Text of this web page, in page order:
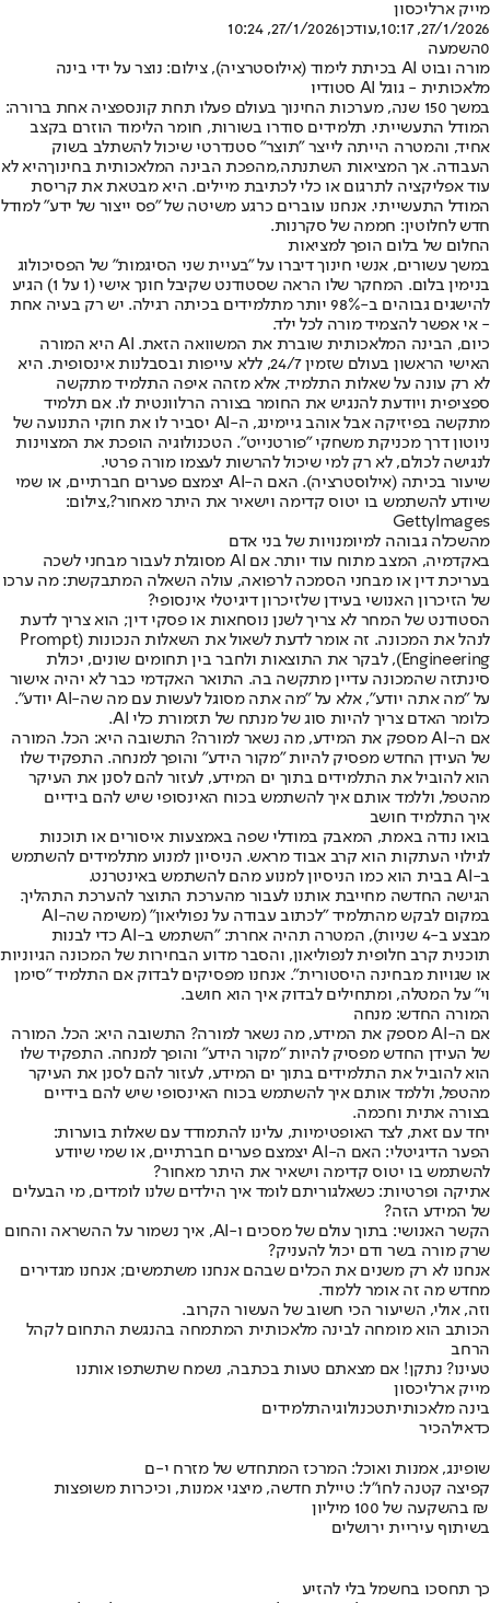
מייק ארליכסון
27/1/2026, 10:17
,עודכן27/1/2026, 10:24
0השמעה
מורה ובוט AI בכיתת לימוד (אילוסטרציה), צילום: נוצר על ידי בינה
מלאכותית - גוגל AI סטודיו
במשך 150 שנה, מערכות החינוך בעולם פעלו תחת קונספציה אחת ברורה:
המודל התעשייתי. תלמידים סודרו בשורות, חומר הלימוד הוזרם בקצב
אחיד, והמטרה הייתה לייצר "תוצר" סטנדרטי שיכול להשתלב בשוק
העבודה. אך המציאות השתנתה,מהפכת הבינה המלאכותית בחינוךהיא לא
עוד אפליקציה לתרגום או כלי לכתיבת מיילים. היא מבטאת את קריסת
המודל התעשייתי. אנחנו עוברים כרגע משיטה של "פס ייצור של ידע" למודל
חדש לחלוטין: חממה של סקרנות.
החלום של בלום הופך למציאות
במשך עשורים, אנשי חינוך דיברו על "בעיית שני הסיגמות" של הפסיכולוג
בנימין בלום. המחקר שלו הראה שסטודנט שקיבל חונך אישי (1 על 1) הגיע
להישגים גבוהים ב-98% יותר מתלמידים בכיתה רגילה. יש רק בעיה אחת
- אי אפשר להצמיד מורה לכל ילד.
כיום, הבינה המלאכותית שוברת את המשוואה הזאת. AI היא המורה
האישי הראשון בעולם שזמין 24/7, ללא עייפות ובסבלנות אינסופית. היא
לא רק עונה על שאלות התלמיד, אלא מזהה איפה התלמיד מתקשה
ספציפית ויודעת להנגיש את החומר בצורה הרלוונטית לו. אם תלמיד
מתקשה בפיזיקה אבל אוהב גיימינג, ה-AI יסביר לו את חוקי התנועה של
ניוטון דרך מכניקת משחקי "פורטנייט". הטכנולוגיה הופכת את המצוינות
לנגישה לכולם, לא רק למי שיכול להרשות לעצמו מורה פרטי.
שיעור בכיתה (אילוסטרציה). האם ה-AI יצמצם פערים חברתיים, או שמי
שיודע להשתמש בו יטוס קדימה וישאיר את היתר מאחור?,צילום:
GettyImages
מהשכלה גבוהה למיומנויות של בני אדם
באקדמיה, המצב מתוח עוד יותר. אם AI מסוגלת לעבור מבחני לשכה
בעריכת דין או מבחני הסמכה לרפואה, עולה השאלה המתבקשת: מה ערכו
של הזיכרון האנושי בעידן שלזיכרון דיגיטלי אינסופי?
הסטודנט של המחר לא צריך לשנן נוסחאות או פסקי דין; הוא צריך לדעת
לנהל את המכונה. זה אומר לדעת לשאול את השאלות הנכונות (Prompt
Engineering), לבקר את התוצאות ולחבר בין תחומים שונים, יכולת
סינתזה שהמכונה עדיין מתקשה בה. התואר האקדמי כבר לא יהיה אישור
על "מה אתה יודע", אלא על "מה אתה מסוגל לעשות עם מה שה-AI יודע".
כלומר האדם צריך להיות סוג של מנתח של תזמורת כלי AI.
אם ה-AI מספק את המידע, מה נשאר למורה? התשובה היא: הכל. המורה
של העידן החדש מפסיק להיות "מקור הידע" והופך למנחה. התפקיד שלו
הוא להוביל את התלמידים בתוך ים המידע, לעזור להם לסנן את העיקר
מהטפל, וללמד אותם איך להשתמש בכוח האינסופי שיש להם בידיים
איך התלמיד חושב
בואו נודה באמת, המאבק במודלי שפה באמצעות איסורים או תוכנות
לגילוי העתקות הוא קרב אבוד מראש. הניסיון למנוע מתלמידים להשתמש
ב-AI בבית הוא כמו הניסיון למנוע מהם להשתמש באינטרנט.
הגישה החדשה מחייבת אותנו לעבור מהערכת התוצר להערכת התהליך.
במקום לבקש מהתלמיד "לכתוב עבודה על נפוליאון" (משימה שה-AI
מבצע ב-4 שניות), המטרה תהיה אחרת: "השתמש ב-AI כדי לבנות
תוכנית קרב חלופית לנפוליאון, והסבר מדוע הבחירות של המכונה הגיוניות
או שגויות מבחינה היסטורית". אנחנו מפסיקים לבדוק אם התלמיד "סימן
וי" על המטלה, ומתחילים לבדוק איך הוא חושב.
המורה החדש: מנחה
אם ה-AI מספק את המידע, מה נשאר למורה? התשובה היא: הכל. המורה
של העידן החדש מפסיק להיות "מקור הידע" והופך למנחה. התפקיד שלו
הוא להוביל את התלמידים בתוך ים המידע, לעזור להם לסנן את העיקר
מהטפל, וללמד אותם איך להשתמש בכוח האינסופי שיש להם בידיים
בצורה אתית וחכמה.
יחד עם זאת, לצד האופטימיות, עלינו להתמודד עם שאלות בוערות:
הפער הדיגיטלי: האם ה-AI יצמצם פערים חברתיים, או שמי שיודע
להשתמש בו יטוס קדימה וישאיר את היתר מאחור?
אתיקה ופרטיות: כשאלגוריתם לומד איך הילדים שלנו לומדים, מי הבעלים
של המידע הזה?
הקשר האנושי: בתוך עולם של מסכים ו-AI, איך נשמור על ההשראה והחום
שרק מורה בשר ודם יכול להעניק?
אנחנו לא רק משנים את הכלים שבהם אנחנו משתמשים; אנחנו מגדירים
מחדש מה זה אומר ללמוד.
וזה, אולי, השיעור הכי חשוב של העשור הקרוב.
הכותב הוא מומחה לבינה מלאכותית המתמחה בהנגשת התחום לקהל
הרחב
טעינו? נתקן! אם מצאתם טעות בכתבה, נשמח שתשתפו אותנו
מייק ארליכסון
בינה מלאכותיתטכנולוגיהתלמידים
כדאילהכיר
שופינג, אמנות ואוכל: המרכז המתחדש של מזרח י-ם
קפיצה קטנה לחו"ל: טיילת חדשה, מיצגי אמנות, וכיכרות משופצות
בהשקעה של 100 מיליון ₪
בשיתוף עיריית ירושלים
כך תחסכו בחשמל בלי להזיע